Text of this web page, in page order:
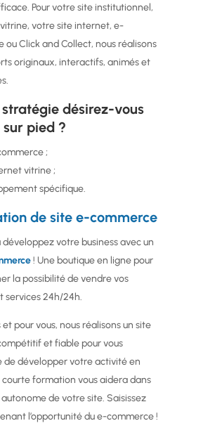
Pour votre site institutionnel,
votre site internet, e-
ou Click and Collect, nous réalisons
originaux, interactifs, animés et
désirez-vous
pied ?
;
vitrine ;
spécifique.
de site e-commerce
développez votre business avec un
! Une boutique en ligne pour
la possibilité de vendre vos
services 24h/24h.
et pour vous, nous réalisons un site
et fiable pour vous
de développer votre activité en
courte formation vous aidera dans
de votre site. Saisissez
l’opportunité du e-commerce !